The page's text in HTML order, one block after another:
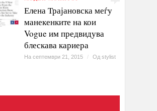
Елена Трајановска меѓу
манекенките на кои
Vogue им предвидува
блескава кариера
На септември 21, 2015 / Од stylist